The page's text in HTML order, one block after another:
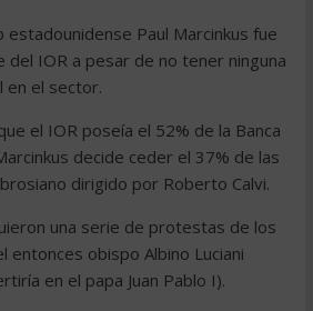
estadounidense Paul Marcinkus fue
IOR a pesar de no tener ninguna
en el sector.
el IOR poseía el 52% de la Banca
decide ceder el 37% de las
dirigido por Roberto Calvi.
una serie de protestas de los
entonces obispo Albino Luciani
en el papa Juan Pablo I).